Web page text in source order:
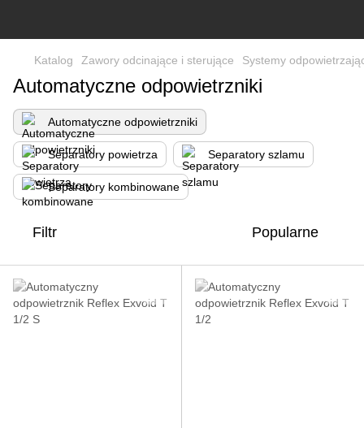
Katalog Zawory odcinające i sterujące Systemy
Automatyczne odpowietrzniki
Automatyczne odpowietrzniki
Separatory powietrza Separatory szlamu
Separatory kombinowane
Filtr Popularne